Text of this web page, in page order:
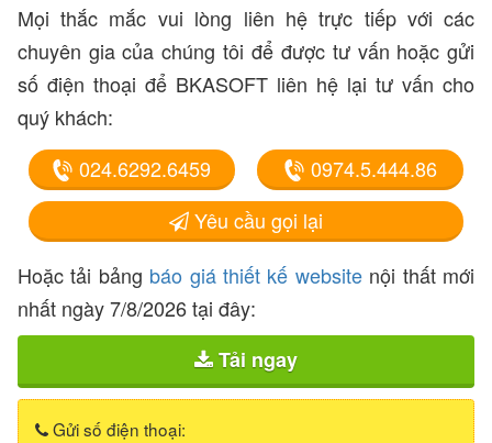
Mọi thắc mắc vui lòng liên hệ trực tiếp với các
chuyên gia của chúng tôi để được tư vấn hoặc gửi
số điện thoại để BKASOFT liên hệ lại tư vấn cho
quý khách:
024.6292.6459
0974.5.444.86
Yêu cầu gọi lại
Hoặc tải bảng báo giá thiết kế websitenội thất mới
nhất ngày 7/8/2026 tại đây:
Tải ngay
Gửi số điện thoại: